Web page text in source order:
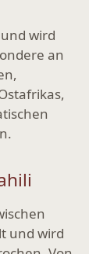
wird
an
und wird